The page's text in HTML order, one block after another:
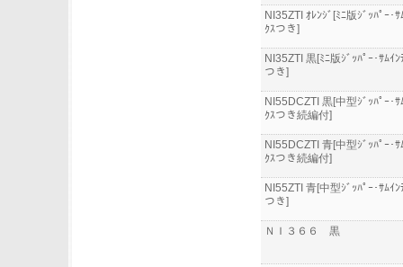
NI35ZTI ｵﾚﾝｼﾞ[ﾐﾆ版ｼﾞｯﾊﾟｰ･ｻ
ｸｽつき]
NI35ZTI 黒[ﾐﾆ版ｼﾞｯﾊﾟｰ･ｻﾑｲﾝ
つき]
NI55DCZTI 黒[中型ｼﾞｯﾊﾟｰ･ｻ
ｸｽつき続編付]
NI55DCZTI 青[中型ｼﾞｯﾊﾟｰ･ｻ
ｸｽつき続編付]
NI55ZTI 青[中型ｼﾞｯﾊﾟｰ･ｻﾑｲﾝ
つき]
ＮＩ３６６ 黒